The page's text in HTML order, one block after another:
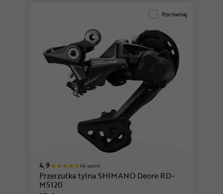
Porównaj
4,9 46 opinii
Przerzutka tylna SHIMANO Deore RD-
M5120